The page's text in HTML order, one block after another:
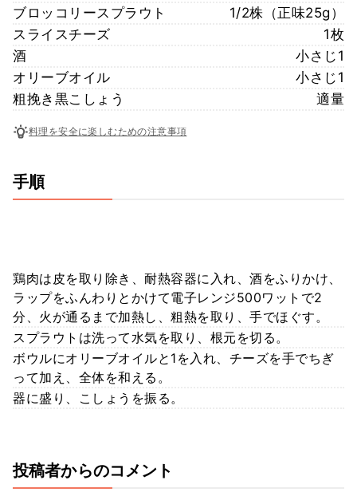
ブロッコリースプラウト
1/2株（正味25g）
スライスチーズ
1枚
酒
小さじ1
オリーブオイル
小さじ1
粗挽き黒こしょう
適量
料理を安全に楽しむための注意事項
手順
鶏肉は皮を取り除き、耐熱容器に入れ、酒をふりかけ、
ラップをふんわりとかけて電子レンジ500ワットで2
分、火が通るまで加熱し、粗熱を取り、手でほぐす。
スプラウトは洗って水気を取り、根元を切る。
ボウルにオリーブオイルと1を入れ、チーズを手でちぎ
って加え、全体を和える。
器に盛り、こしょうを振る。
投稿者からのコメント